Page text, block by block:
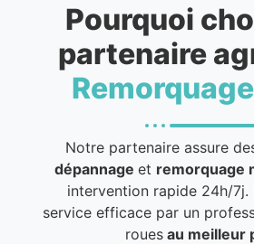
Pourquoi
partenaire
Notre partenaire assure
dépannageet remorquage
intervention rapide 24h/7j.
service efficace par un
roues au meilleur